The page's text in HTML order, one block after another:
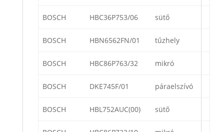
BOSCH HBC36P753/06 sütő
BOSCH HBN6562FN/01 tűzhely
BOSCH HBC86P763/32 mikró
BOSCH DKE745F/01 páraelszívó
BOSCH HBL752AUC(00) sütő